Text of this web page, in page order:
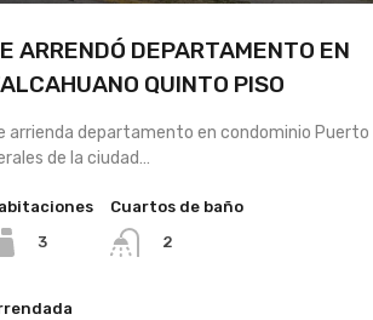
ARRENDÓ DEPARTAMENTO EN
QUINTO PISO
arrienda departamento en condominio Puerto
de la ciudad…
3
Cuartos de baño
2